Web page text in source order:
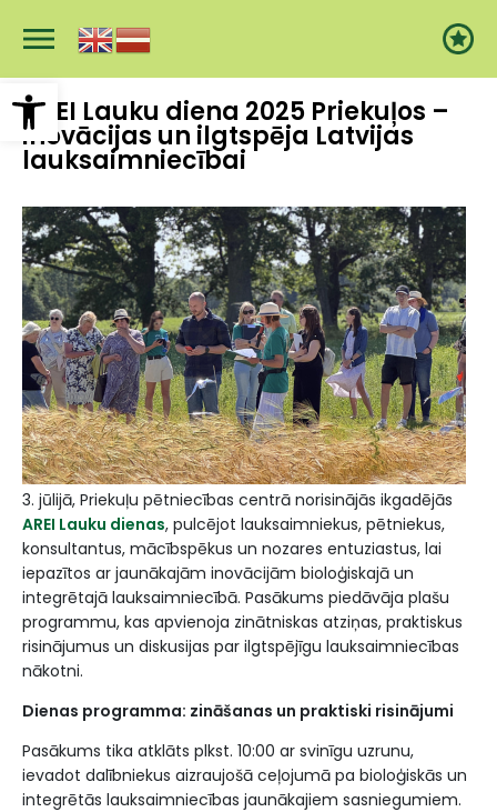
Open toolbar
galveno
AREI Lauku diena 2025 Priekuļos –
inovācijas un ilgtspēja Latvijas
lauksaimniecībai
3. jūlijā, Priekuļu pētniecības centrā norisinājās ikgadējās
AREI Lauku dienas, pulcējot lauksaimniekus, pētniekus,
konsultantus, mācībspēkus un nozares entuziastus, lai
iepazītos ar jaunākajām inovācijām bioloģiskajā un
integrētajā lauksaimniecībā. Pasākums piedāvāja plašu
programmu, kas apvienoja zinātniskas atziņas, praktiskus
risinājumus un diskusijas par ilgtspējīgu lauksaimniecības
nākotni.
Dienas programma: zināšanas un praktiski risinājumi
Pasākums tika atklāts plkst. 10:00 ar svinīgu uzrunu,
ievadot dalībniekus aizraujošā ceļojumā pa bioloģiskās un
integrētās lauksaimniecības jaunākajiem sasniegumiem.